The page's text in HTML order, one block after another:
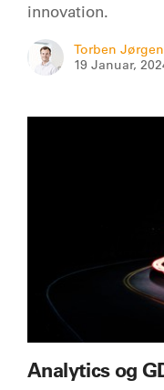
innovation.
Torben
19 Januar,
Analytics og